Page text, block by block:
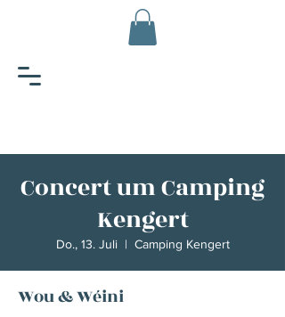
Concert um Camping
Kengert
Do., 13. Juli
  |
Camping Kengert
Wou & Wéini